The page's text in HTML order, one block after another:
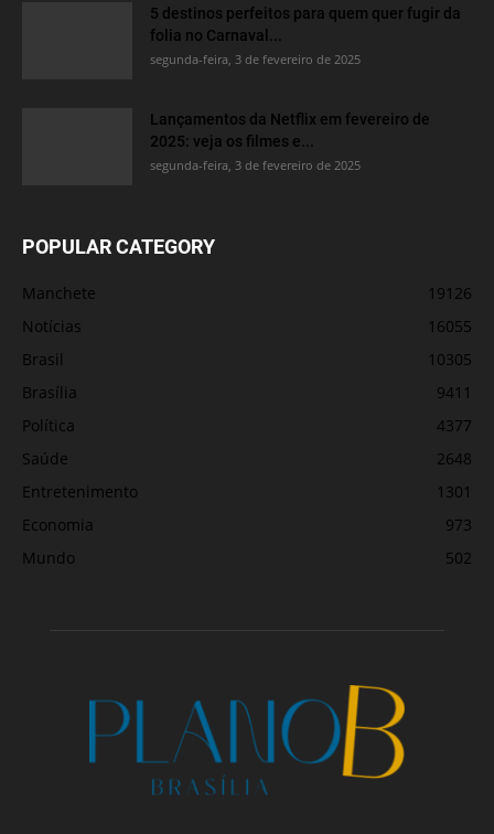
5 destinos perfeitos para quem quer fugir da
folia no Carnaval...
segunda-feira, 3 de fevereiro de 2025
Lançamentos da Netflix em fevereiro de
2025: veja os filmes e...
segunda-feira, 3 de fevereiro de 2025
POPULAR CATEGORY
Manchete
19126
Notícias
16055
Brasil
10305
Brasília
9411
Política
4377
Saúde
2648
Entretenimento
1301
Economia
973
Mundo
502